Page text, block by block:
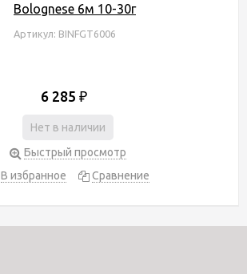
Bolognese 6м 10-30г
Артикул: BINFGT6006
6 285 ₽
Нет в наличии
Быстрый просмотр
В избранное
Сравнение